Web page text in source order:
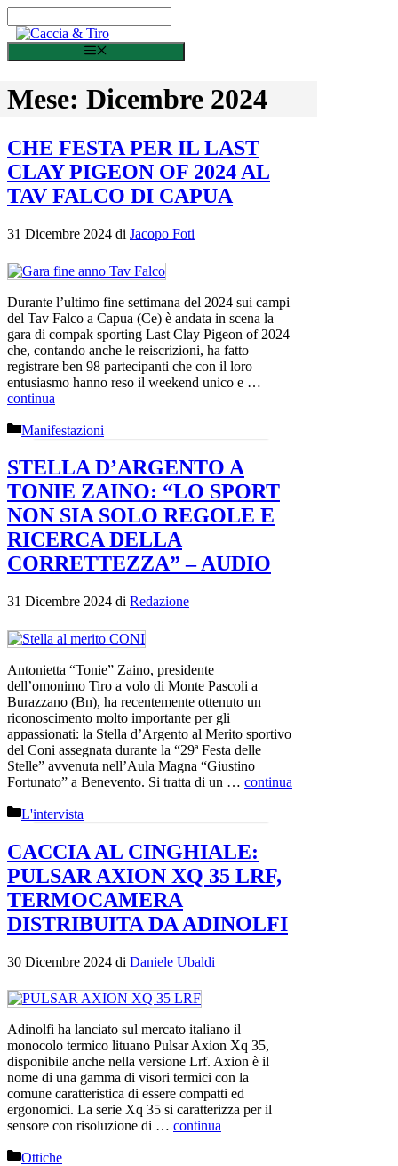
Mese: Dicembre 2024
CHE FESTA PER IL LAST
CLAY PIGEON OF 2024 AL
TAV FALCO DI CAPUA
31 Dicembre 2024 di Jacopo Foti
Durante l’ultimo fine settimana del 2024 sui campi
del Tav Falco a Capua (Ce) è andata in scena la
gara di compak sporting Last Clay Pigeon of 2024
che, contando anche le reiscrizioni, ha fatto
registrare ben 98 partecipanti che con il loro
entusiasmo hanno reso il weekend unico e …
continua
Categorie
Manifestazioni
STELLA D’ARGENTO A
TONIE ZAINO: “LO SPORT
NON SIA SOLO REGOLE E
RICERCA DELLA
CORRETTEZZA” – AUDIO
31 Dicembre 2024 di Redazione
Antonietta “Tonie” Zaino, presidente
dell’omonimo Tiro a volo di Monte Pascoli a
Burazzano (Bn), ha recentemente ottenuto un
riconoscimento molto importante per gli
appassionati: la Stella d’Argento al Merito sportivo
del Coni assegnata durante la “29ª Festa delle
Stelle” avvenuta nell’Aula Magna “Giustino
Fortunato” a Benevento. Si tratta di un … continua
Categorie
L'intervista
CACCIA AL CINGHIALE:
PULSAR AXION XQ 35 LRF,
TERMOCAMERA
DISTRIBUITA DA ADINOLFI
30 Dicembre 2024 di Daniele Ubaldi
Adinolfi ha lanciato sul mercato italiano il
monocolo termico lituano Pulsar Axion Xq 35,
disponibile anche nella versione Lrf. Axion è il
nome di una gamma di visori termici con la
comune caratteristica di essere compatti ed
ergonomici. La serie Xq 35 si caratterizza per il
sensore con risoluzione di … continua
Categorie
Ottiche